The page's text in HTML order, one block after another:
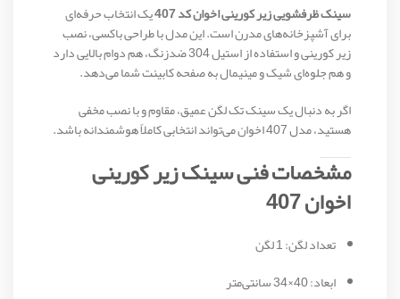
سینک ظرفشویی زیر کورینی اخوان کد 407 یک انتخاب حرفه‌ای
برای آشپزخانه‌های مدرن است. این مدل با طراحی باکسی، نصب
زیر کورینی و استفاده از استیل 304 ضدزنگ، هم دوام بالایی دارد
و هم جلوه‌ای شیک و مینیمال به صفحه کابینت شما می‌دهد.
اگر به دنبال یک سینک تک لگن عمیق، مقاوم و با نصب مخفی
هستید، مدل 407 اخوان می‌تواند انتخابی کاملاً هوشمندانه باشد.
مشخصات فنی سینک زیر کورینی
اخوان 407
تعداد لگن: 1 لگن
ابعاد: 40×34 سانتی‌متر